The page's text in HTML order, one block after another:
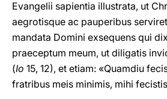
Evangelii sapientia illustrata, ut
aegrotisque ac pauperibus
mandata Domini exsequens qui
praeceptum meum, ut diligatis
(Io 15, 12), et etiam: «Quamdiu
fratribus meis minimis, mihi